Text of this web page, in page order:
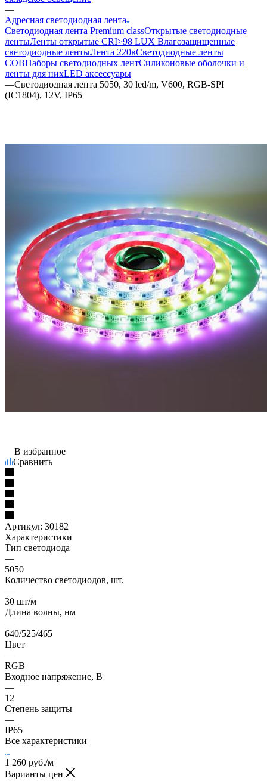
—
Адресная светодиодная лента
Светодиодная лента Premium classОткрытые светодиодные
лентыЛенты открытые CRI>98 LUX Влагозащищенные
светодиодные лентыЛента 220вСветодиодные ленты
COBНаборы светодиодных лентСиликоновые оболочки и
ленты для нихLED аксессуары
—Светодиодная лента 5050, 30 led/m, V600, RGB-SPI
(IC1804), 12V, IP65
В избранное
Сравнить
Артикул: 30182
Характеристики
Тип светодиода
—
5050
Количество светодиодов, шт.
—
30 шт/м
Длина волны, нм
—
640/525/465
Цвет
—
RGB
Входное напряжение, В
—
12
Степень защиты
—
IP65
Все характеристики
1 260 руб./м
Варианты цен